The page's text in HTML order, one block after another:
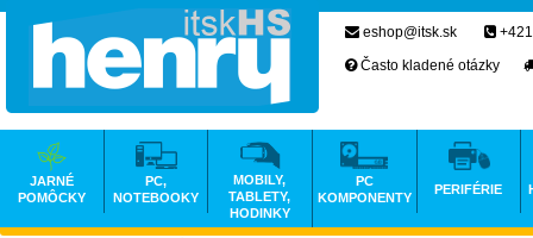
eshop@itsk.sk
Často kladené otázky
JARNÉ
POMÔCKY
PC,
NOTEBOOKY
MOBILY,
TABLETY,
HODINKY
PC
KOMPONENTY
PERIFÉRIE